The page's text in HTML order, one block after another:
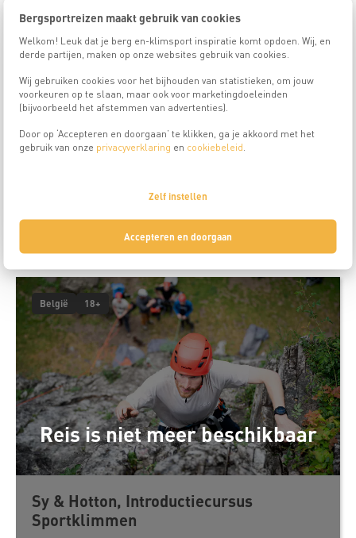
Bergsportreizen maakt gebruik van cookies
Welkom! Leuk dat je berg en-klimsport inspiratie komt opdoen. Wij, en
derde partijen, maken op onze websites gebruik van cookies.
Wij gebruiken cookies voor het bijhouden van statistieken, om jouw
voorkeuren op te slaan, maar ook voor marketingdoeleinden
(bijvoorbeeld het afstemmen van advertenties).
Door op ‘Accepteren en doorgaan’ te klikken, ga je akkoord met het
gebruik van onze privacyverklaring en cookiebeleid
Zelf instellen
Accepteren en doorgaan
Reis is niet meer beschikbaar
Ecrins, Rotsklimkamp jeugd 14-18 jaar
Reisduur
Reis is niet meer beschikbaar
België 18+
Sy & Hotton, Introductiecursus
Sportklimmen